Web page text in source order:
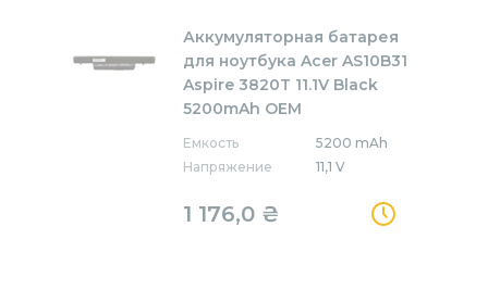
Аккумуляторная батарея
для ноутбука Acer AS10B31
Aspire 3820T 11.1V Black
5200mAh OEM
Емкость
5200 mAh
Напряжение
11,1 V
1 176,0 ₴